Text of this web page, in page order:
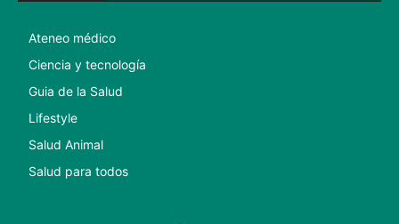
Ateneo médico
Ciencia y tecnología
Guia de la Salud
Lifestyle
Salud Animal
Salud para todos